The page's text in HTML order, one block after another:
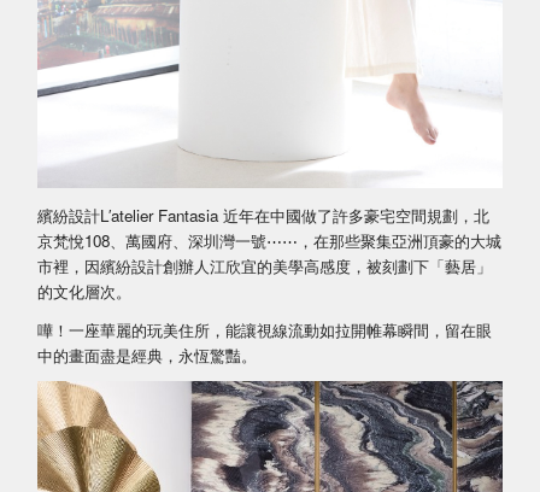
繽紛設計L′atelier Fantasia 近年在中國做了許多豪宅空間規劃，北
京梵悅108、萬國府、深圳灣一號⋯⋯，在那些聚集亞洲頂豪的大城
市裡，因繽紛設計創辦人江欣宜的美學高感度，被刻劃下「藝居」
的文化層次。
嘩！一座華麗的玩美住所，能讓視線流動如拉開帷幕瞬間，留在眼
中的畫面盡是經典，永恆驚豔。